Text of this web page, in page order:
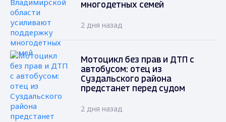
многодетных семей
2 дня назад
Мотоцикл без прав и ДТП с
автобусом: отец из
Суздальского района
предстанет перед судом
2 дня назад